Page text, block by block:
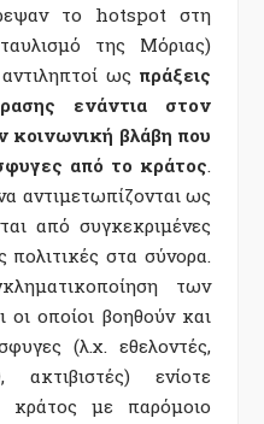
το hotspot στη
της Μόριας)
ως πράξεις
ενάντια στον
κοινωνική βλάβη που
από το κράτος
αντιμετωπίζονται ως
από συγκεκριμένες
στα σύνορα.
των
οποίοι βοηθούν και
(λ.χ. εθελοντές,
ενίοτε
κράτος με παρόμοιο